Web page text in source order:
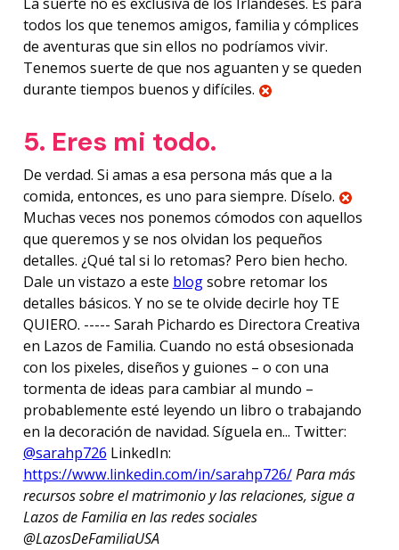
todos los que tenemos amigos, familia y cómplices
de aventuras que sin ellos no podríamos vivir.
Tenemos suerte de que nos aguanten y se queden
durante tiempos buenos y difíciles.
5. Eres mi todo.
De verdad. Si amas a esa persona más que a la
comida, entonces, es uno para siempre. Díselo.
Muchas veces nos ponemos cómodos con aquellos
que queremos y se nos olvidan los pequeños
detalles. ¿Qué tal si lo retomas? Pero bien hecho.
Dale un vistazo a este blogsobre retomar los
detalles básicos. Y no se te olvide decirle hoy TE
QUIERO. ----- Sarah Pichardo es Directora Creativa
en Lazos de Familia. Cuando no está obsesionada
con los pixeles, diseños y guiones – o con una
tormenta de ideas para cambiar al mundo –
probablemente esté leyendo un libro o trabajando
en la decoración de navidad. Síguela en... Twitter:
@sarahp726 LinkedIn:
https://www.linkedin.com/in/sarahp726/Para más
recursos sobre el matrimonio y las relaciones, sigue a
Lazos de Familia en las redes sociales
@LazosDeFamiliaUSA